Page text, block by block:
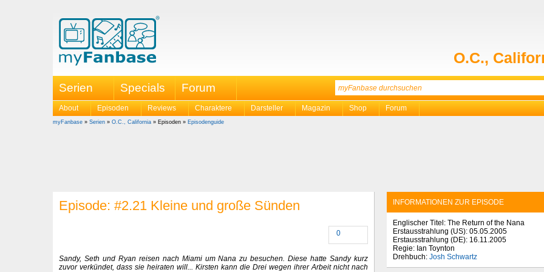
O.C.,
Serien Specials Forum
About Episoden Reviews Charaktere Darsteller Magazin Shop Forum
myFanbase » Serien » O.C., California » Episoden » Episodenguide
Episode: #2.21 Kleine und große Sünden
0
Sandy, Seth und Ryan reisen nach Miami um Nana zu besuchen. Diese hatte Sandy kurz
zuvor verkündet, dass sie heiraten will... Kirsten kann die Drei wegen ihrer Arbeit nicht nach
INFORMATIONEN ZUR EPISODE
Englischer Titel: The Return of the Nana
Erstausstrahlung (US): 05.05.2005
Erstausstrahlung (DE): 16.11.2005
Regie: Ian Toynton
Drehbuch: Josh Schwartz